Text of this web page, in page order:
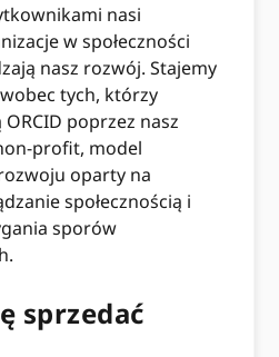
nasi
w społeczności
nasz rozwój. Stajemy
tych, którzy
poprzez nasz
profit, model
oparty na
społecznością i
sporów
sprzedać